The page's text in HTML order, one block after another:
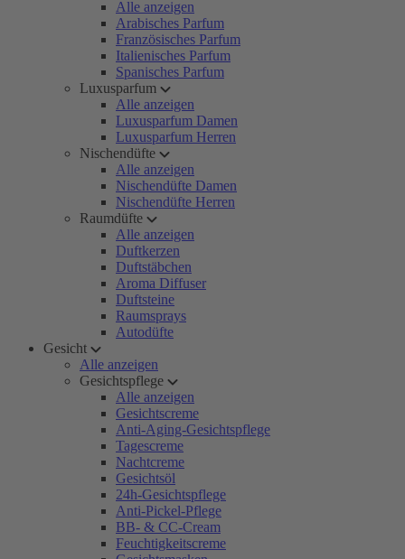
Alle anzeigen
Arabisches Parfum
Französisches Parfum
Italienisches Parfum
Spanisches Parfum
Luxusparfum
Alle anzeigen
Luxusparfum Damen
Luxusparfum Herren
Nischendüfte
Alle anzeigen
Nischendüfte Damen
Nischendüfte Herren
Raumdüfte
Alle anzeigen
Duftkerzen
Duftstäbchen
Aroma Diffuser
Duftsteine
Raumsprays
Autodüfte
Gesicht
Alle anzeigen
Gesichtspflege
Alle anzeigen
Gesichtscreme
Anti-Aging-Gesichtspflege
Tagescreme
Nachtcreme
Gesichtsöl
24h-Gesichtspflege
Anti-Pickel-Pflege
BB- & CC-Cream
Feuchtigkeitscreme